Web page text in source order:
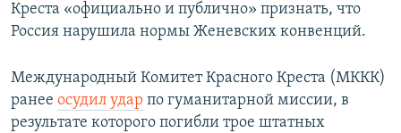
Креста «официально и публично» признать, что
Россия нарушила нормы Женевских конвенций.
Международный Комитет Красного Креста (МККК)
ранее осудил удар по гуманитарной миссии, в
результате которого погибли трое штатных